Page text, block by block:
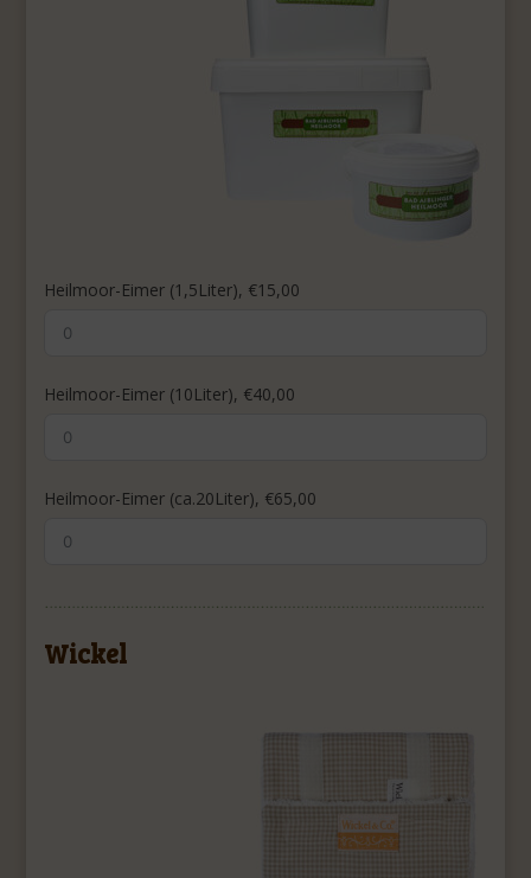
Heilmoor-Eimer (1,5Liter), €15,00
Heilmoor-Eimer (10Liter), €40,00
Heilmoor-Eimer (ca.20Liter), €65,00
Wickel